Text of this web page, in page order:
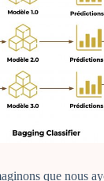
que nous